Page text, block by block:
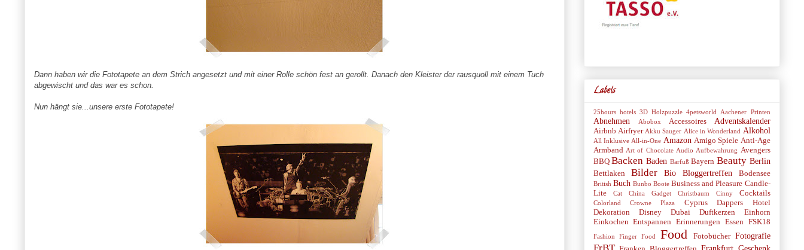
Dann haben wir die Fototapete an dem Strich angesetzt und mit einer Rolle schön fest an gerollt. Danach den Kleister der rausquoll mit einem Tuch
abgewischt und das war es schon.
Nun hängt sie...unsere erste Fototapete!
Labels
25hours hotels 3D Holzpuzzle 4petsworld Aachener Printen
Abnehmen Abobox Accessoires Adventskalender
Airbnb Airfryer Akku Sauger Alice in Wonderland Alkohol
All Inklusive All-in-One Amazon Amigo Spiele Anti-Age
Armband Art of Chocolate Audio Aufbewahrung Avengers
BBQ Backen Baden Barfuß Bayern Beauty Berlin
Bettlaken Bilder Bio Bloggertreffen Bodensee
British Buch Bunbo Boote Business and Pleasure Candle-
Lite
Cat China Gadget Christbaum Cinny Cocktails
Colorland Crowne Plaza Cyprus
Dappers Hotel
Dekoration
Disney Dubai Duftkerzen
Einhorn
Einkochen Entspannen Erinnerungen Essen FSK18
Fashion Finger Food Food Fotobücher Fotografie
FrBT